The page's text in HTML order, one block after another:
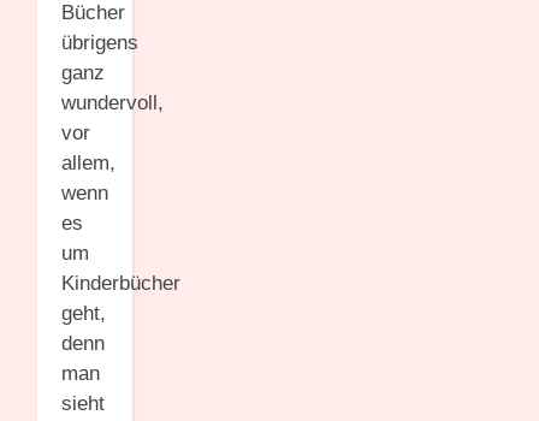
Bücher
übrigens
ganz
wundervoll,
vor
allem,
wenn
es
um
Kinderbücher
geht,
denn
man
sieht